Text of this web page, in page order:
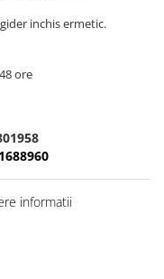
inchis ermetic.
48 ore
informatii